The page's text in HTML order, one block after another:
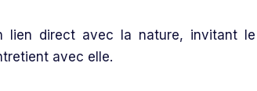
lien direct avec la nature, invitant
avec elle.